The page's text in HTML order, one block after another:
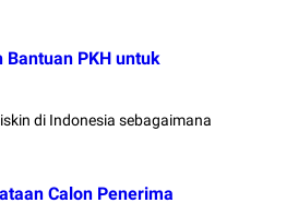
PKH untuk
di Indonesia sebagaimana
Calon Penerima